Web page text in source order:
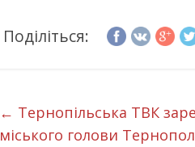
Поділіться:
← Тернопільська ТВК
міського голови